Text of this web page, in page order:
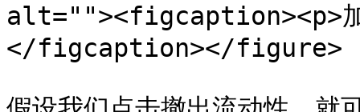
alt=""><figcaption><p>加
</figcaption></figure>